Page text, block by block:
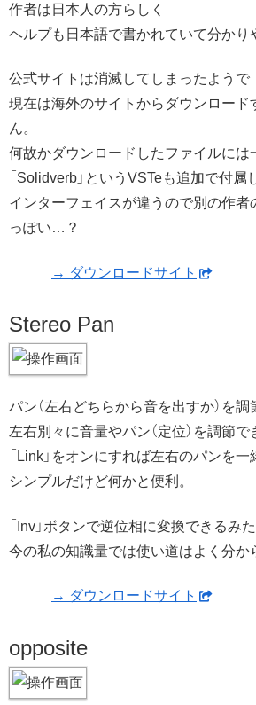
作者は日本人の方らしく
ヘルプも日本語で書かれていて分かり
公式サイトは消滅してしまったようで
現在は海外のサイトからダウンロード
ん。
何故かダウンロードしたファイルには
「Solidverb」というVSTeも追加で付属
インターフェイスが違うので別の作者
っぽい…？
→ ダウンロードサイト
Stereo Pan
パン（左右どちらから音を出すか）を調
左右別々に音量やパン（定位）を調節で
「Link」をオンにすれば左右のパンを一
シンプルだけど何かと便利。
「Inv」ボタンで逆位相に変換できるみ
今の私の知識量では使い道はよく分か
→ ダウンロードサイト
opposite